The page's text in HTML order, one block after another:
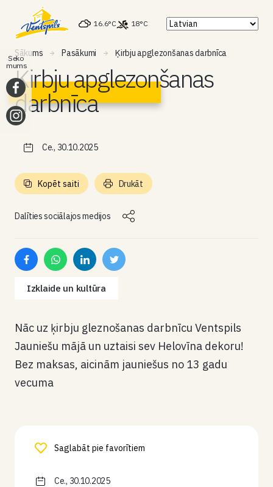
16.6°C 18°C
Sākums Pasākumi Ķirbju apglezonšanas darbnīca
Ķirbju apglezonšanas
darbnīca
Ce., 30.10.2025
Dalīties sociālajos medijos
Kopēt saiti Drukāt
Izklaide un kultūra
Nāc uz ķirbju gleznošanas darbnīcu Ventspils
Jauniešu mājā un uztaisi sev Helovīna dekoru!
Bez maksas, aicinām jauniešus no 13 gadu
vecuma
Saglabāt pie favorītiem
Ce., 30.10.2025
Seko
mums